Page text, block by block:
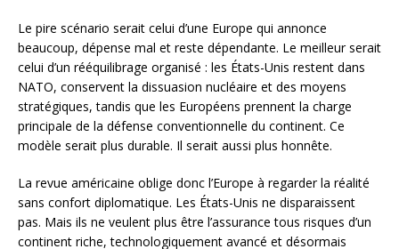
Le pire scénario serait celui d’une Europe qui annonce
beaucoup, dépense mal et reste dépendante. Le meilleur serait
celui d’un rééquilibrage organisé : les États-Unis restent dans
NATO, conservent la dissuasion nucléaire et des moyens
stratégiques, tandis que les Européens prennent la charge
principale de la défense conventionnelle du continent. Ce
modèle serait plus durable. Il serait aussi plus honnête.
La revue américaine oblige donc l’Europe à regarder la réalité
sans confort diplomatique. Les États-Unis ne disparaissent
pas. Mais ils ne veulent plus être l’assurance tous risques d’un
continent riche, technologiquement avancé et désormais